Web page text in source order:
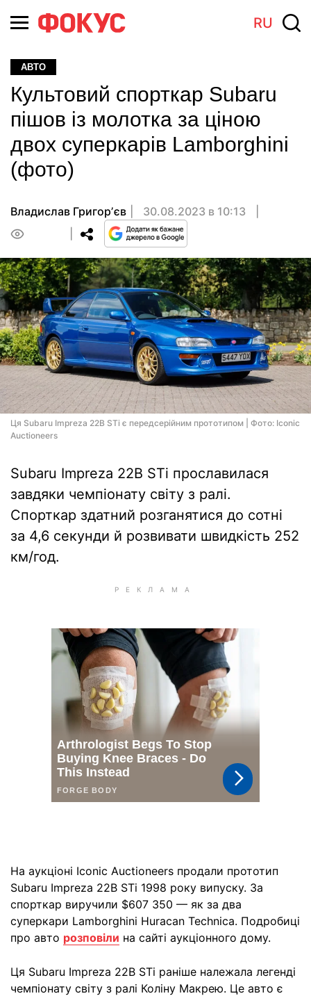
RU
АВТО
Культовий спорткар Subaru
пішов із молотка за ціною
двох суперкарів Lamborghini
(фото)
Владислав Григорʼєв
30.08.2023 в 10:13
Ця Subaru Impreza 22B STi є передсерійним прототипом | Фото: Iconic
Auctioneers
Subaru Impreza 22B STi прославилася
завдяки чемпіонату світу з ралі.
Спорткар здатний розганятися до сотні
за 4,6 секунди й розвивати швидкість 252
км/год.
На аукціоні Iconic Auctioneers продали прототип
Subaru Impreza 22B STi 1998 року випуску. За
спорткар виручили $607 350 — як за два
суперкари Lamborghini Huracan Technica. Подробиці
про авто розповіли на сайті аукціонного дому.
Ця Subaru Impreza 22B STi раніше належала легенді
чемпіонату світу з ралі Коліну Макрею. Це авто є